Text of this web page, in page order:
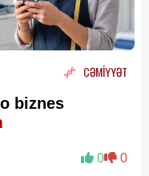
CƏMİYYƏT
biznes
0 0